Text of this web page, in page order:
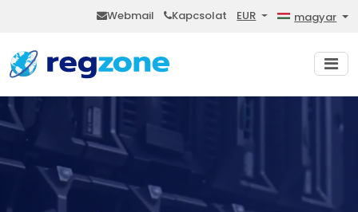
Webmail Kapcsolat EUR magyar